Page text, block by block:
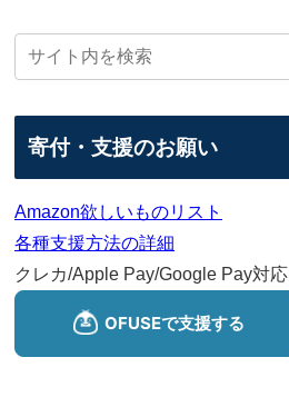
寄付・支援のお願い
Amazon欲しいものリスト
各種支援方法の詳細
クレカ/Apple Pay/Google Pay対応